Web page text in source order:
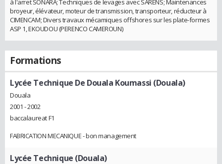
à l'arret SONARA; Techniques de levages avec SARENS; Maintenances
broyeur, élévateur, moteur de transmission, transporteur, réducteur à
CIMENCAM; Divers travaux mécamiques offshores sur les plate-formes
ASP 1, EKOUDOU (PERENCO CAMEROUN)
Formations
Lycée Technique De Douala Koumassi (Douala)
Douala
2001 - 2002
baccalaureat F1
FABRICATION MECANIQUE - bon management
Lycée Technique (Douala)